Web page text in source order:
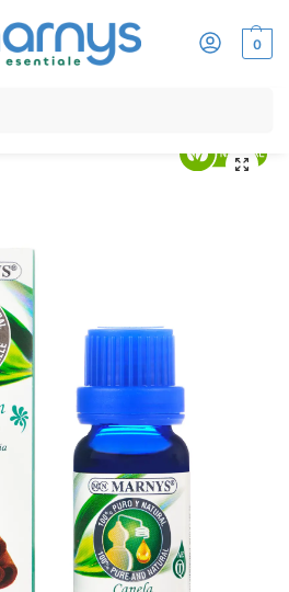
0
Ulei Esential MARNYS, 100% Natural si